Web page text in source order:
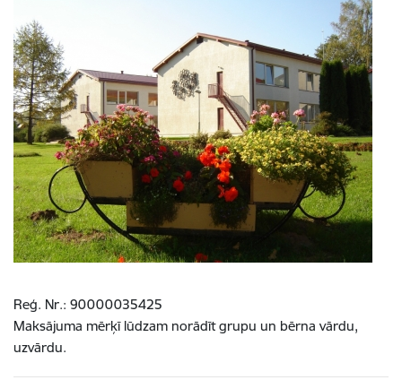
Reģ. Nr.: 90000035425
Maksājuma mērķī lūdzam norādīt grupu un bērna vārdu,
uzvārdu.